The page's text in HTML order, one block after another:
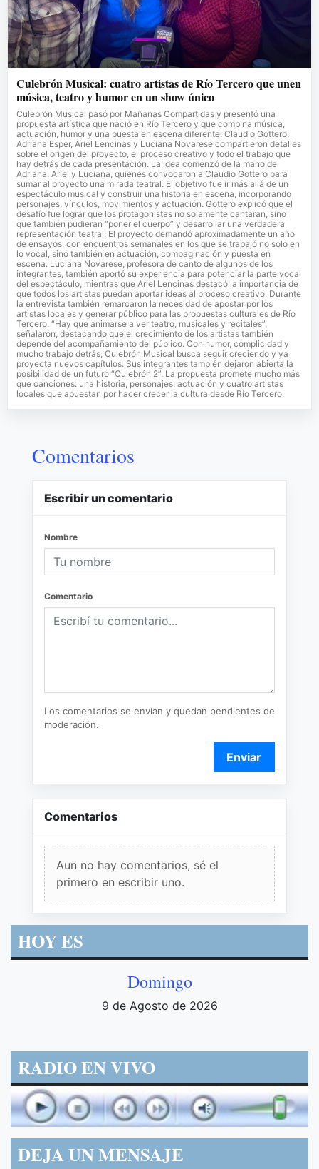
Culebrón Musical: cuatro artistas de Río Tercero que unen
música, teatro y humor en un show único
Culebrón Musical pasó por Mañanas Compartidas y presentó una
propuesta artística que nació en Río Tercero y que combina música,
actuación, humor y una puesta en escena diferente. Claudio Gottero,
Adriana Esper, Ariel Lencinas y Luciana Novarese compartieron detalles
sobre el origen del proyecto, el proceso creativo y todo el trabajo que
hay detrás de cada presentación. La idea comenzó de la mano de
Adriana, Ariel y Luciana, quienes convocaron a Claudio Gottero para
sumar al proyecto una mirada teatral. El objetivo fue ir más allá de un
espectáculo musical y construir una historia en escena, incorporando
personajes, vínculos, movimientos y actuación. Gottero explicó que el
desafío fue lograr que los protagonistas no solamente cantaran, sino
que también pudieran “poner el cuerpo” y desarrollar una verdadera
representación teatral. El proyecto demandó aproximadamente un año
de ensayos, con encuentros semanales en los que se trabajó no solo en
lo vocal, sino también en actuación, compaginación y puesta en
escena. Luciana Novarese, profesora de canto de algunos de los
integrantes, también aportó su experiencia para potenciar la parte vocal
del espectáculo, mientras que Ariel Lencinas destacó la importancia de
que todos los artistas puedan aportar ideas al proceso creativo. Durante
la entrevista también remarcaron la necesidad de apostar por los
artistas locales y generar público para las propuestas culturales de Río
Tercero. “Hay que animarse a ver teatro, musicales y recitales”,
señalaron, destacando que el crecimiento de los artistas también
depende del acompañamiento del público. Con humor, complicidad y
mucho trabajo detrás, Culebrón Musical busca seguir creciendo y ya
proyecta nuevos capítulos. Sus integrantes también dejaron abierta la
posibilidad de un futuro “Culebrón 2”. La propuesta promete mucho más
que canciones: una historia, personajes, actuación y cuatro artistas
locales que apuestan por hacer crecer la cultura desde Río Tercero.
Comentarios
Escribir un comentario
Nombre
Comentario
Los comentarios se envían y quedan pendientes de
moderación.
Enviar
Comentarios
Aun no hay comentarios, sé el
primero en escribir uno.
HOY ES
Domingo
9 de Agosto de 2026
RADIO EN VIVO
DEJA UN MENSAJE